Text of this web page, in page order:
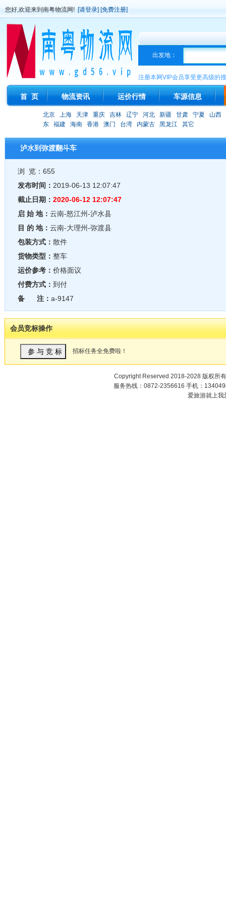
您好,欢迎来到南粤物流网! [请登录] [免费注册]
出发地：
注册本网VIP会员享受更高级的
首 页 物流资讯 运价行情 车源信息
北京 上海 天津 重庆 吉林 辽宁 河北 新疆 甘肃 宁夏
山西
东
福建 海南 香港 澳门 台湾 内蒙古 黑龙江 其它
泸水到弥渡翻斗车
浏 览：655
发布时间： 2019-06-13 12:07:47
截止日期： 2020-06-12 12:07:47
启 始 地： 云南-怒江州-泸水县
目 的 地： 云南-大理州-弥渡县
包装方式： 散件
货物类型： 整车
运价参考： 价格面议
付费方式： 到付
备 注： a-9147
会员竞标操作
招标任务全免费啦！
Copyright Reserved 2018-2028 版权所
服务热线：0872-2356616 手机：
爱旅游就上我